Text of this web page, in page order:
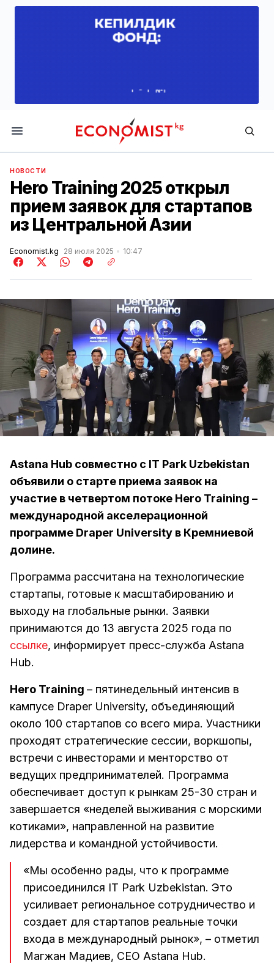
Economist.kg
НОВОСТИ
Hero Training 2025 открыл
прием заявок для стартапов
из Центральной Азии
Economist.kg 28 июля 2025 10:47
Astana Hub совместно с IT Park Uzbekistan
объявили о старте приема заявок на
участие в четвертом потоке Hero Training –
международной акселерационной
программе Draper University в Кремниевой
долине.
Программа рассчитана на технологические
стартапы, готовые к масштабированию и
выходу на глобальные рынки. Заявки
принимаются до 13 августа 2025 года по
ссылке, информирует пресс-служба Astana
Hub.
Hero Training – пятинедельный интенсив в
кампусе Draper University, объединяющий
около 100 стартапов со всего мира. Участники
проходят стратегические сессии, воркшопы,
встречи с инвесторами и менторство от
ведущих предпринимателей. Программа
обеспечивает доступ к рынкам 25-30 стран и
завершается «неделей выживания с морскими
котиками», направленной на развитие
лидерства и командной устойчивости.
«Мы особенно рады, что к программе
присоединился IT Park Uzbekistan. Это
усиливает региональное сотрудничество и
создает для стартапов реальные точки
входа в международный рынок», – отметил
Магжан Мадиев, CEO Astana Hub.